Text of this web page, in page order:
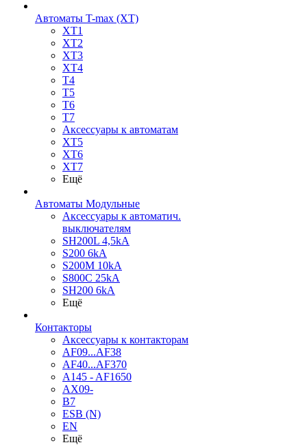
Автоматы T-max (XT)
XT1
XT2
XT3
XT4
T4
T5
T6
T7
Аксессуары к автоматам
XT5
XT6
XT7
Ещё
Автоматы Модульные
Аксессуары к автоматич.
выключателям
SH200L 4,5kA
S200 6kA
S200M 10kA
S800C 25kA
SH200 6kA
Ещё
Контакторы
Аксессуары к контакторам
AF09...AF38
AF40...AF370
A145 - AF1650
AX09-
B7
ESB (N)
EN
Ещё